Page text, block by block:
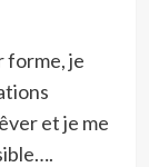
forme, je
et je me